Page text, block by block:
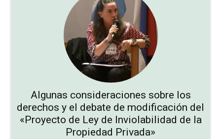
Algunas consideraciones sobre los
derechos y el debate de modificación del
«Proyecto de Ley de Inviolabilidad de la
Propiedad Privada»